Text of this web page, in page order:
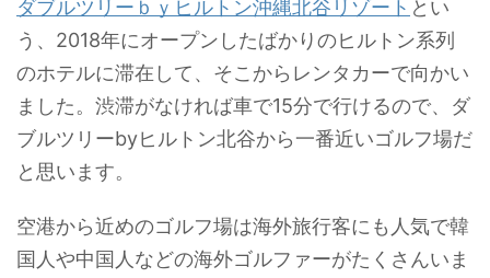
ダブルツリーｂｙヒルトン沖縄北谷リゾート とい
う、2018年にオープンしたばかりのヒルトン系列
のホテルに滞在して、そこからレンタカーで向かい
ました。渋滞がなければ車で15分で行けるので、ダ
ブルツリーbyヒルトン北谷から一番近いゴルフ場だ
と思います。
空港から近めのゴルフ場は海外旅行客にも人気で韓
国人や中国人などの海外ゴルファーがたくさんいま